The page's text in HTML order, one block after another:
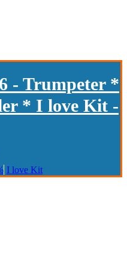
- Trumpeter *
* I love Kit -
I love Kit